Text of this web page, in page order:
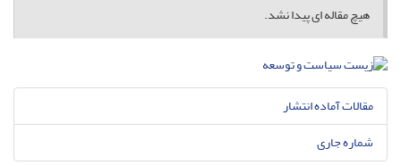
هیچ مقاله ای پیدا نشد.
مقالات آماده انتشار
شماره جاری